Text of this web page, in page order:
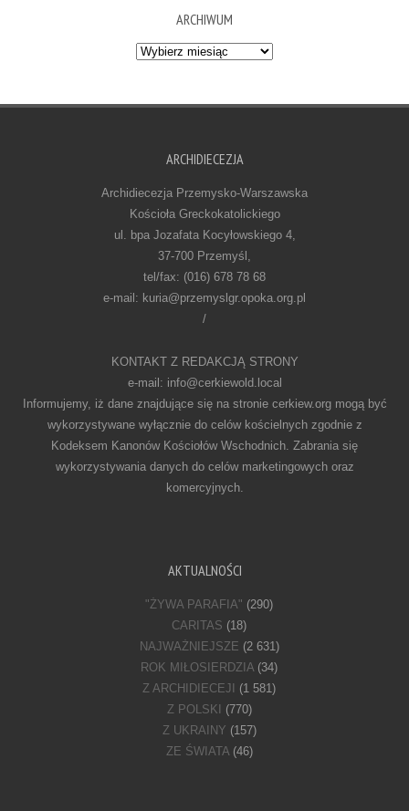
ARCHIWUM
Archiwum
ARCHIDIECEZJA
Archidiecezja Przemysko-Warszawska
Kościoła Greckokatolickiego
ul. bpa Jozafata Kocyłowskiego 4,
37-700 Przemyśl,
tel/fax: (016) 678 78 68
e-mail: kuria@przemyslgr.opoka.org.pl
/
KONTAKT Z REDAKCJĄ STRONY
e-mail: info@cerkiewold.local
Informujemy, iż dane znajdujące się na stronie cerkiew.org mogą być
wykorzystywane wyłącznie do celów kościelnych zgodnie z
Kodeksem Kanonów Kościołów Wschodnich. Zabrania się
wykorzystywania danych do celów marketingowych oraz
komercyjnych.
AKTUALNOŚCI
"ŻYWA PARAFIA" (290)
CARITAS (18)
NAJWAŻNIEJSZE (2 631)
ROK MIŁOSIERDZIA(34)
Z ARCHIDIECEJI
(1 581)
Z POLSKI
(770)
Z UKRAINY (157)
ZE ŚWIATA(46)